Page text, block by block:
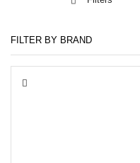
FILTER BY BRAND